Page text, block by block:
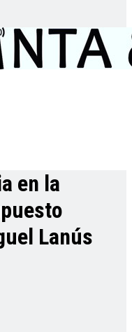
en la
Lanús